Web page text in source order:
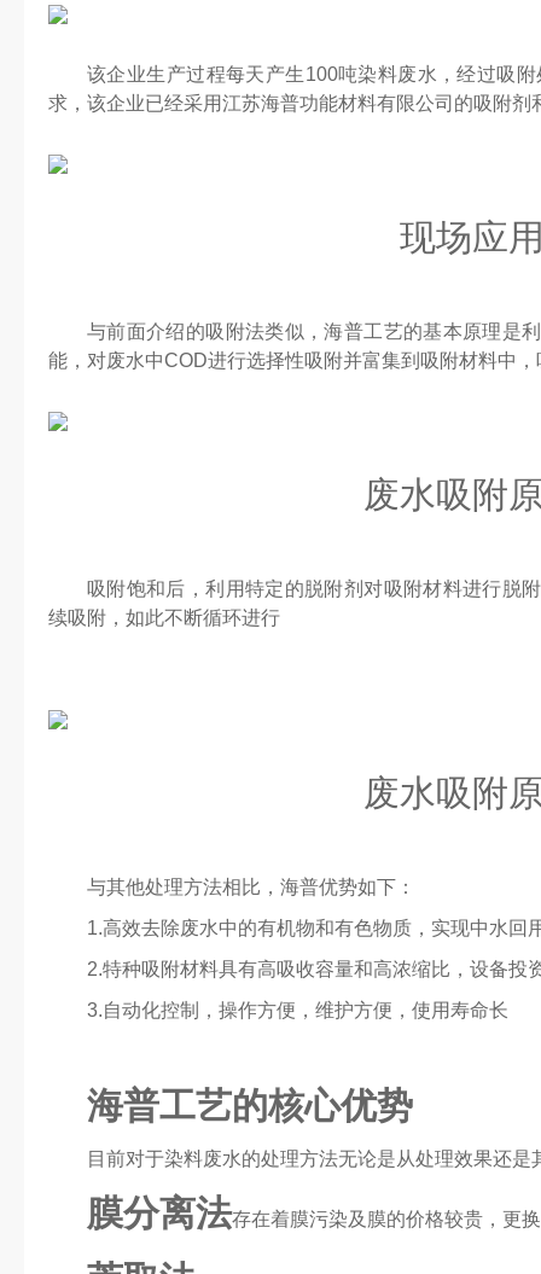
该企业生产过程每天产生100吨染料废水，经过吸
求，该企业已经采用江苏海普功能材料有限公司的吸附
现场应
与前面介绍的吸附法类似，海普工艺的基本原理是
能，对废水中COD进行选择性吸附并富集到吸附材料中
废水吸附
吸附饱和后，利用特定的脱附剂对吸附材料进行脱
续吸附，如此不断循环进行
废水吸附
与其他处理方法相比，海普优势如下：
1.高效去除废水中的有机物和有色物质，实现中水回
2.特种吸附材料具有高吸收容量和高浓缩比，设备投
3.自动化控制，操作方便，维护方便，使用寿命长
海普工艺的核心优势
目前对于染料废水的处理方法无论是从处理效果还
膜分离法存在着膜污染及膜的价格较贵，更